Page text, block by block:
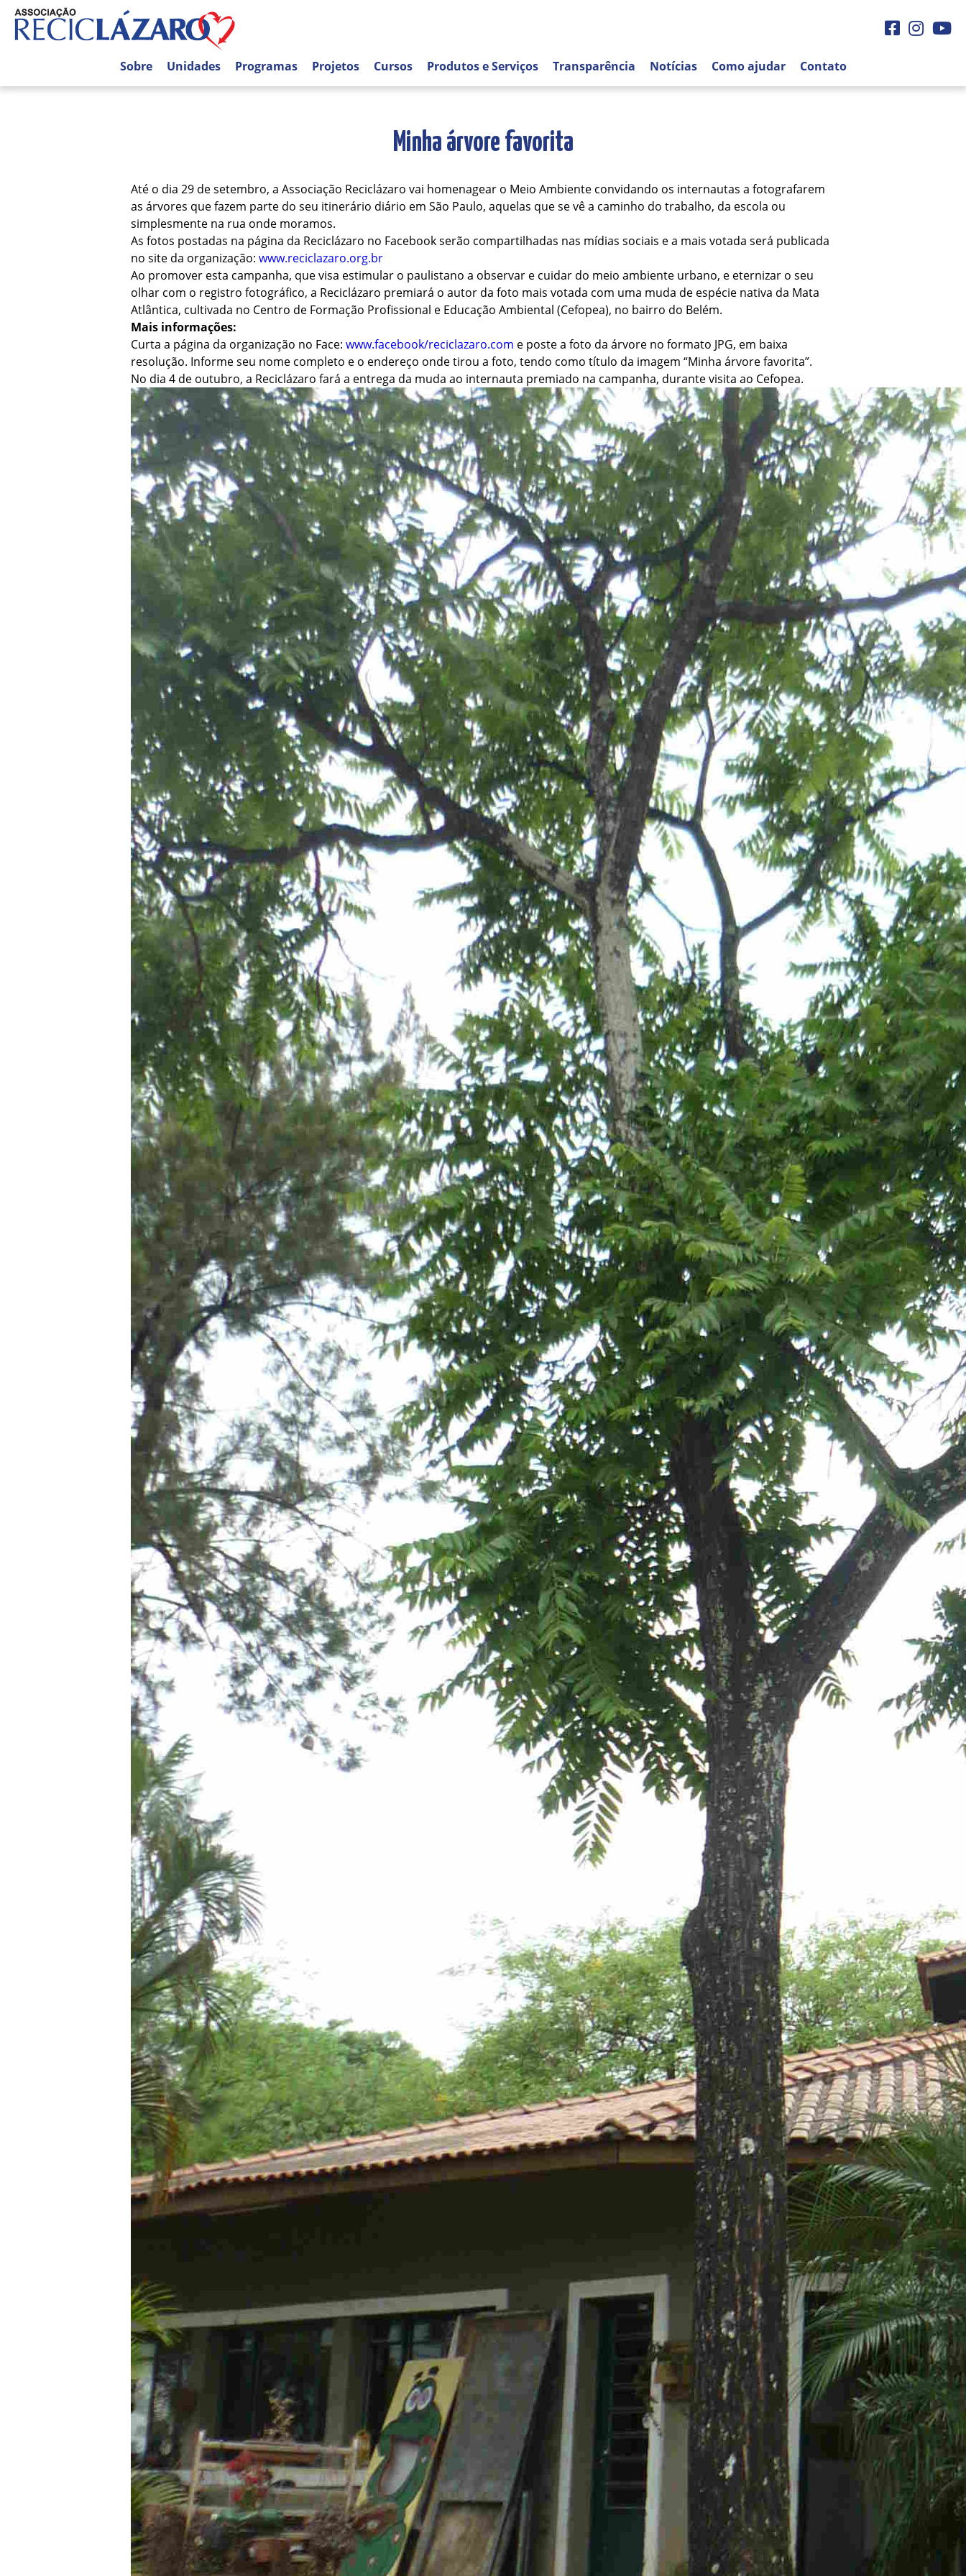
Facebook
Sobre
Unidades Programas Projetos Cursos Produtos e Serviços Transparência Notícias Como ajudar Contato
Minha árvore favorita
Até o dia 29 de setembro, a Associação Reciclázaro vai homenagear o Meio Ambiente convidando os internautas a fotografarem
as árvores que fazem parte do seu itinerário diário em São Paulo, aquelas que se vê a caminho do trabalho, da escola ou
simplesmente na rua onde moramos.
As fotos postadas na página da Reciclázaro no Facebook serão compartilhadas nas mídias sociais e a mais votada será publicada
no site da organização: www.reciclazaro.org.br
Ao promover esta campanha, que visa estimular o paulistano a observar e cuidar do meio ambiente urbano, e eternizar o seu
olhar com o registro fotográfico, a Reciclázaro premiará o autor da foto mais votada com uma muda de espécie nativa da Mata
Atlântica, cultivada no Centro de Formação Profissional e Educação Ambiental (Cefopea), no bairro do Belém.
Mais informações:
Curta a página da organização no Face: www.facebook/reciclazaro.com e poste a foto da árvore no formato JPG, em baixa
resolução. Informe seu nome completo e o endereço onde tirou a foto, tendo como título da imagem “Minha árvore favorita”.
No dia 4 de outubro, a Reciclázaro fará a entrega da muda ao internauta premiado na campanha, durante visita ao Cefopea.